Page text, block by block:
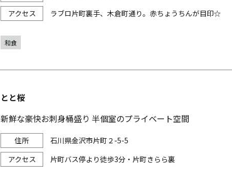
ラブロ片町裏手、木倉町通り。赤ちょうちんが目印☆
和食
とと桜
新鮮な豪快お刺身桶盛り 半個室のプライベート空間
石川県金沢市片町２-5-5
片町バス停より徒歩3分・片町きらら裏